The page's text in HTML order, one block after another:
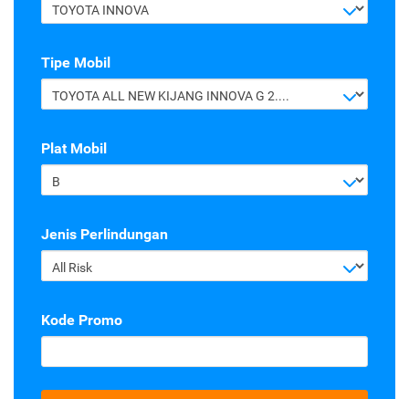
TOYOTA INNOVA
Tipe Mobil
TOYOTA ALL NEW KIJANG INNOVA G 2.4 A/T DIESEL
Plat Mobil
B
Jenis Perlindungan
All Risk
Kode Promo